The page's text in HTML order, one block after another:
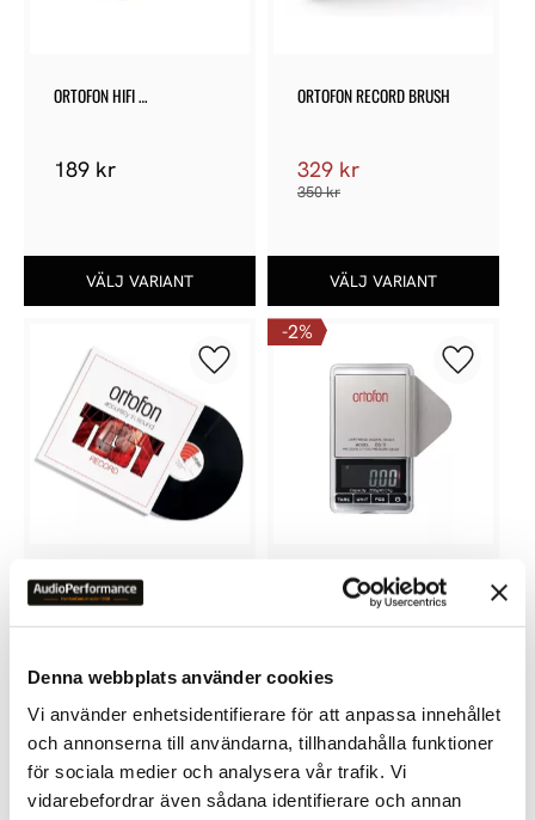
Denna webbplats använder cookies
Vi använder enhetsidentifierare för att anpassa innehållet
och annonserna till användarna, tillhandahålla funktioner
för sociala medier och analysera vår trafik. Vi
vidarebefordrar även sådana identifierare och annan
ORTOFON HIFI
189 kr
ORTOFON RECORD BRUSH
329 kr
350kr
ORTOFON STEREO TEST
RECORD
Lägg till i favoriter
ORTOFON DS-3 NÅLVÅG
1 890
2%
Lägg till